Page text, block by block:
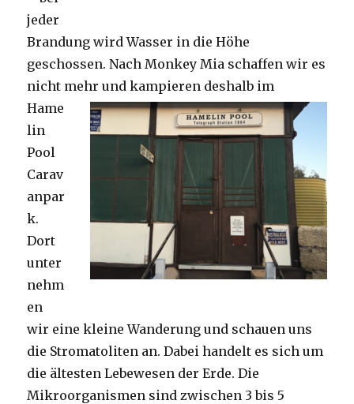
jeder
Brandung wird Wasser in die Höhe
geschossen. Nach Monkey Mia schaffen wir es
nicht mehr und kampieren deshalb im
Hame
lin
Pool
Carav
anpar
k.
Dort
unter
nehm
en
wir eine kleine Wanderung und schauen uns
die Stromatoliten an. Dabei handelt es sich um
die ältesten Lebewesen der Erde. Die
Mikroorganismen sind zwischen 3 bis 5